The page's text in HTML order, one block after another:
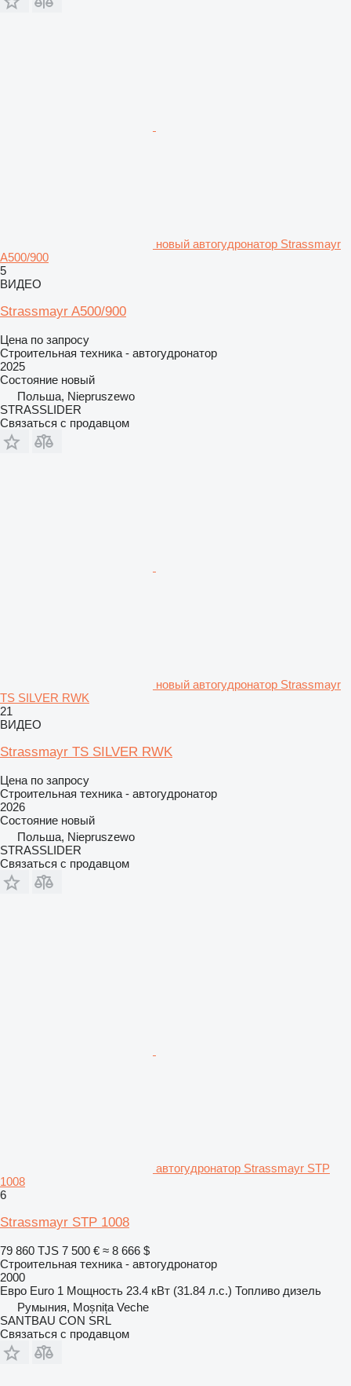
новый автогудронатор Strassmayr
A500/900
5
ВИДЕО
Strassmayr A500/900
Цена по запросу
Строительная техника - автогудронатор
2025
Состояние новый
Польша, Niepruszewo
STRASSLIDER
Связаться с продавцом
новый автогудронатор Strassmayr
TS SILVER RWK
21
ВИДЕО
Strassmayr TS SILVER RWK
Цена по запросу
Строительная техника - автогудронатор
2026
Состояние новый
Польша, Niepruszewo
STRASSLIDER
Связаться с продавцом
автогудронатор Strassmayr STP
1008
6
Strassmayr STP 1008
79 860 TJS 7 500 € ≈ 8 666 $
Строительная техника - автогудронатор
2000
Евро Euro 1 Мощность 23.4 кВт (31.84 л.с.) Топливо дизель
Румыния, Moșnița Veche
SANTBAU CON SRL
Связаться с продавцом